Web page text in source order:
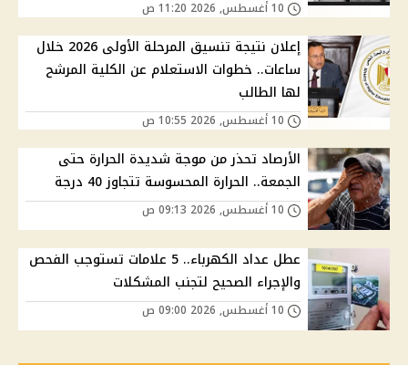
إعلان نتيجة تنسيق المرحلة الأولى 2026 خلال
ساعات.. خطوات الاستعلام عن الكلية المرشح
لها الطالب
الأرصاد تحذر من موجة شديدة الحرارة حتى
الجمعة.. الحرارة المحسوسة تتجاوز 40 درجة
عطل عداد الكهرباء.. 5 علامات تستوجب الفحص
والإجراء الصحيح لتجنب المشكلات